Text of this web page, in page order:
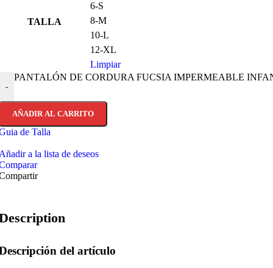
TALLA
6-S
8-M
10-L
12-XL
Limpiar
-
PANTALÓN DE CORDURA FUCSIA IMPERMEABLE
AÑADIR AL CARRITO
de Talla
a la lista de deseos
del artículo